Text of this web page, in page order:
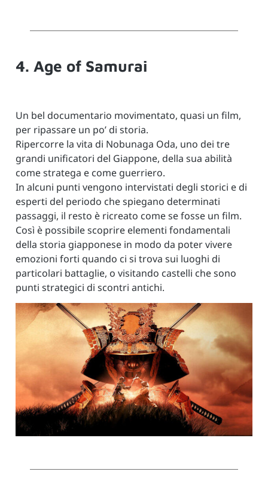
4. Age of Samurai
Un bel documentario movimentato, quasi un film,
per ripassare un po’ di storia.
Ripercorre la vita di Nobunaga Oda, uno dei tre
grandi unificatori del Giappone, della sua abilità
come stratega e come guerriero.
In alcuni punti vengono intervistati degli storici e di
esperti del periodo che spiegano determinati
passaggi, il resto è ricreato come se fosse un film.
Così è possibile scoprire elementi fondamentali
della storia giapponese in modo da poter vivere
emozioni forti quando ci si trova sui luoghi di
particolari battaglie, o visitando castelli che sono
punti strategici di scontri antichi.